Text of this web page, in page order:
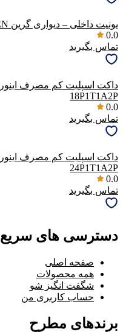
یونیت داخلی – دیواری گرین GREEN
0.0
تماس بگیرید
18P1T1A2P
0.0
تماس بگیرید
24P1T1A2P
0.0
تماس بگیرید
دسترسی های سریع
صفحه اصلی
همه محصولات
شگفت انگیز شو
حساب کاربری من
برندهای مطرح